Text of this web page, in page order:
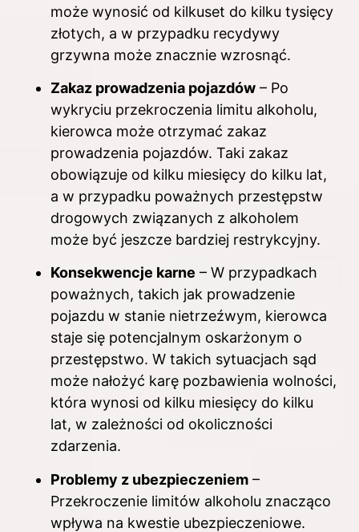
może wynosić od kilkuset do kilku tysięcy
złotych, a w przypadku recydywy
grzywna może znacznie wzrosnąć.
Zakaz prowadzenia pojazdów – Po
wykryciu przekroczenia limitu alkoholu,
kierowca może otrzymać zakaz
prowadzenia pojazdów. Taki zakaz
obowiązuje od kilku miesięcy do kilku lat,
a w przypadku poważnych przestępstw
drogowych związanych z alkoholem
może być jeszcze bardziej restrykcyjny.
Konsekwencje karne – W przypadkach
poważnych, takich jak prowadzenie
pojazdu w stanie nietrzeźwym, kierowca
staje się potencjalnym oskarżonym o
przestępstwo. W takich sytuacjach sąd
może nałożyć karę pozbawienia wolności,
która wynosi od kilku miesięcy do kilku
lat, w zależności od okoliczności
zdarzenia.
Problemy z ubezpieczeniem –
Przekroczenie limitów alkoholu znacząco
wpływa na kwestie ubezpieczeniowe.